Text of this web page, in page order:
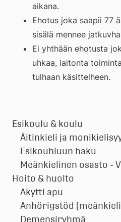
aikana.
Ehotus joka saapii 77
sisälä mennee
Ei yhthään ehotusta
uhkaa, laitonta
tulhaan käsittelheen.
Esikoulu & koulu
Äitinkieli ja
Esikouhluun haku
Meänkielinen osasto -
Hoito & huolto
Akytti apu
Anhörigstöd
Demensiryhmä